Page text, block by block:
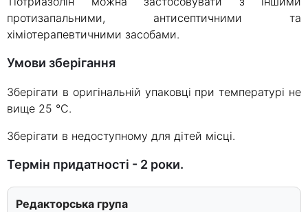
протизапальними, антисептичними та
хіміотерапевтичними засобами.
Умови зберігання
Зберігати в оригінальній упаковці при температурі не
вище 25 °C.
Зберігати в недоступному для дітей місці.
Термін придатності - 2 роки.
Редакторська група